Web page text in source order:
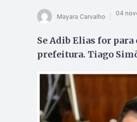
Mayara Carvalho 04
Se Adib Elias for para
prefeitura. Tiago